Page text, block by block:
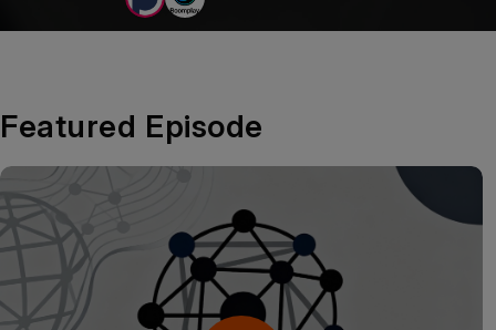
Featured Episode